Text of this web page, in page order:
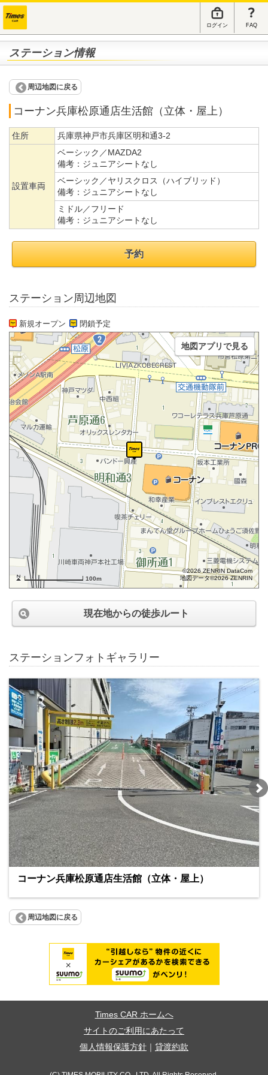
ログイン FAQ
ステーション情報
周辺地図に戻る
コーナン兵庫松原通店生活館（立体・屋上）
住所 兵庫県神戸市兵庫区明和通3-2
設置車両
ベーシック／MAZDA2
備考： ジュニアシートなし
ベーシック／ヤリスクロス（ハイブリッド）
備考： ジュニアシートなし
ミドル／フリード
備考： ジュニアシートなし
予約
ステーション周辺地図
新規オープン 閉鎖予定
100m
©2026 ZENRIN DataCom
地図データ©2026 ZENRIN
地図アプリで見る
現在地からの徒歩ルート
ステーションフォトギャラリー
コーナン兵庫松原通店生活館（立体・屋上）
周辺地図に戻る
Times CAR ホームへ
サイトのご利用にあたって
個人情報保護方針
貸渡約款